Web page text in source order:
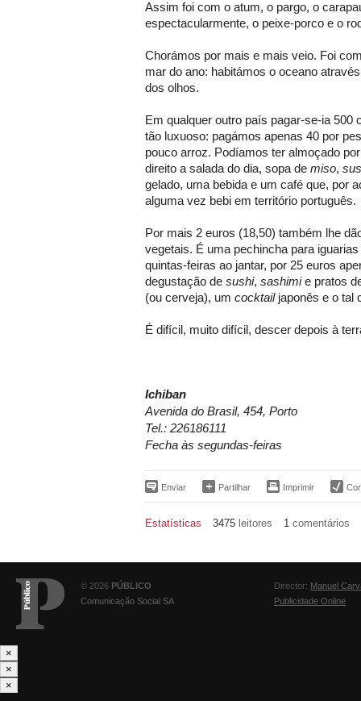
Assim foi com o atum, o pargo, o
espectacularmente, o peixe-porco e o
Chorámos por mais e mais veio. Foi
mar do ano: habitámos o oceano
dos olhos.
Em qualquer outro país pagar-se-ia 500
tão luxuoso: pagámos apenas 40 por
pouco arroz. Podíamos ter almoçado
direito a salada do dia, sopa de miso,
gelado, uma bebida e um café que, por
alguma vez bebi em território português.
Por mais 2 euros (18,50) também lhe
vegetais. É uma pechincha para
quintas-feiras ao jantar, por 25 euros
degustação de sushi, sashimie pratos
(ou cerveja), um cocktailjaponês e o tal
É difícil, muito difícil, descer depois à
Ichiban
Avenida do Brasil, 454, Porto
Tel.: 226186111
Fecha às segundas-feiras
Enviar Partilhar Imprimir
Estatísticas 3475 leitores 1 comentários
© 2026 PÚBLICO
Comunicação Social SA
Director: Manuel
Publicidade Online
×
×
×